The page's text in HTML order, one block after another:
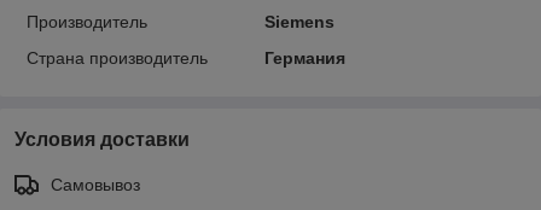
Производитель
Siemens
Страна производитель
Германия
Условия доставки
Самовывоз